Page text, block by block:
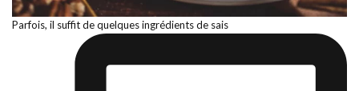
Parfois, il suffit de quelques ingrédients de sais